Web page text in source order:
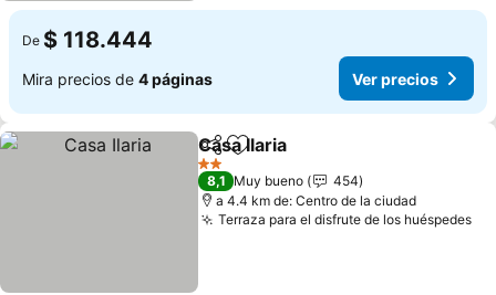
De $ 118.444
Mira precios de 4 páginas Ver precios
CompartirAgregar a favoritos
Casa Ilaria
2 Estrellas
8,1 Muy bueno
454
a 4.4 km de: Centro de la ciudad
Terraza para el disfrute de los huéspedes